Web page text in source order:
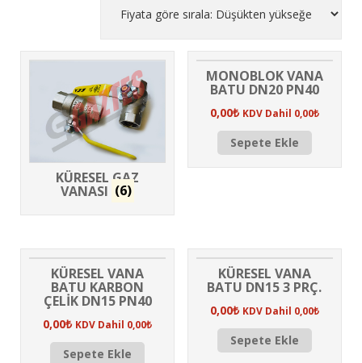
KÜRESEL GAZ
VANASI (6)
MONOBLOK VANA
BATU DN20 PN40
0,00₺ KDV Dahil 0,00₺
Sepete Ekle
KÜRESEL VANA
BATU KARBON
ÇELİK DN15 PN40
0,00₺ KDV Dahil 0,00₺
Sepete Ekle
KÜRESEL VANA
BATU DN15 3 PRÇ.
0,00₺ KDV Dahil 0,00₺
Sepete Ekle